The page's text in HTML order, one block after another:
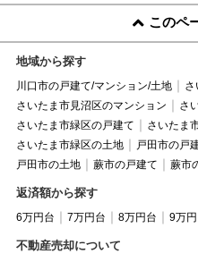
このペ
地域から探す
川口市の戸建て/マンション/土地
さ
さいたま市見沼区のマンション
さ
さいたま市緑区の戸建て
さいたま
さいたま市緑区の土地
戸田市の戸
戸田市の土地
蕨市の戸建て 蕨市
返済額から探す
6万円台 7万円台 8万円台 9万
不動産売却について